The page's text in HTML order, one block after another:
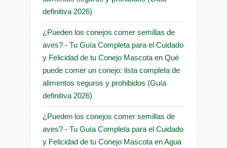
definitiva 2026)
¿Pueden los conejos comer semillas de
aves? - Tu Guía Completa para el Cuidado
y Felicidad de tu Conejo Mascotaen Qué
puede comer un conejo: lista completa de
alimentos seguros y prohibidos (Guía
definitiva 2026)
¿Pueden los conejos comer semillas de
aves? - Tu Guía Completa para el Cuidado
y Felicidad de tu Conejo MascotaenAgua